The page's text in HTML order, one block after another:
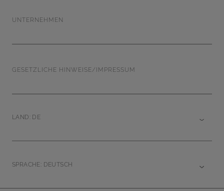
UNTERNEHMEN
GESETZLICHE HINWEISE/IMPRESSUM
LAND: DE
SPRACHE: DEUTSCH